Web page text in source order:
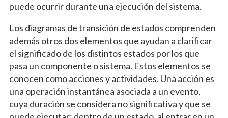
puede ocurrir durante una ejecución del sistema.
Los diagramas de transición de estados comprenden
además otros dos elementos que ayudan a clarificar
el significado de los distintos estados por los que
pasa un componente o sistema. Estos elementos se
conocen como acciones y actividades. Una acción es
una operación instantánea asociada a un evento,
cuya duración se considera no significativa y que se